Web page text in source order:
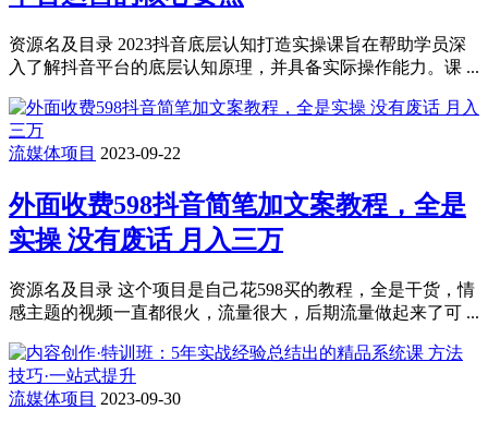
资源名及目录 2023抖音底层认知打造实操课旨在帮助学员深
入了解抖音平台的底层认知原理，并具备实际操作能力。课 ...
流媒体项目 2023-09-22
外面收费598抖音简笔加文案教程，全是
实操 没有废话 月入三万
资源名及目录 这个项目是自己花598买的教程，全是干货，情
感主题的视频一直都很火，流量很大，后期流量做起来了可 ...
流媒体项目 2023-09-30